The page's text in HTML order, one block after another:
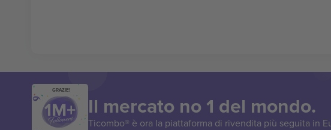
GRAZIE!
Il mercato no 1 del mondo.
Ticombo® è ora la piattaforma di rivendita più seguita in